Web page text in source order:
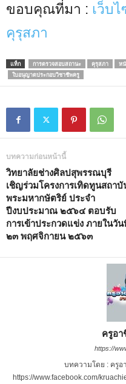
ขอบคุณที่มา : เว็บ
คุรุสภา
แท็ก การตรวจสอบสถานะ คุรุสภา
ห
ใบอนุญาตประกอบวิชาชีพครู
บทความก่อนหน้านี้
วิทยาลัยช่างศิลปสุพรรณบุรี
เชิญร่วมโครงการเทิดทูนสถาบั
พระมหากษัตริย์ ประจำ
ปีงบประมาณ ๒๕๖๔ ตอบรับ
การเข้าประกวดแข่ง ภายในวั
๒๓ พฤศจิกายน ๒๕๖๓
ครูอ
https://
บทความโดย : ครู
https://www.facebook.com/